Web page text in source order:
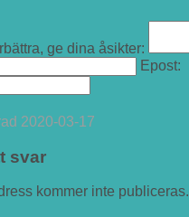
ge dina åsikter:
Epost:
2020-03-17
svar
kommer inte publiceras.